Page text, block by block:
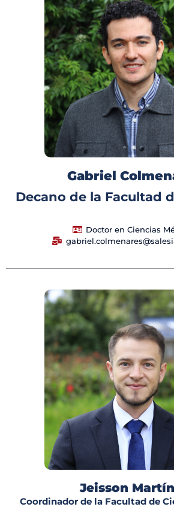
Gabriel
Decano de la Facultad
Doctor en Ciencias
Jeisson
Coordinador de la Facultad de